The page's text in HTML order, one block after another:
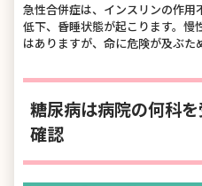
急性合併症は、インスリンの作用
低下、昏睡状態が起こります。慢
はありますが、命に危険が及ぶた
糖尿病は病院の何科
確認